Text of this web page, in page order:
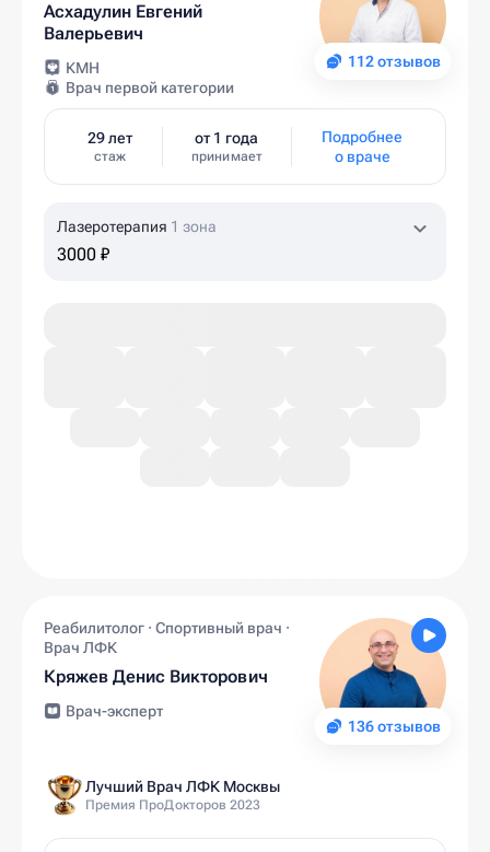
112 отзывов
Асхадулин Евгений
Валерьевич
КМН
Врач первой категории
29 лет
стаж
от 1 года
принимает
Подробнее
о враче
Лазеротерапия 1 зона
3000 ₽
136 отзывов
Реабилитолог · Спортивный врач ·
Врач ЛФК
Кряжев Денис Викторович
Врач-эксперт
Лучший Врач ЛФК Москвы
Премия ПроДокторов 2023